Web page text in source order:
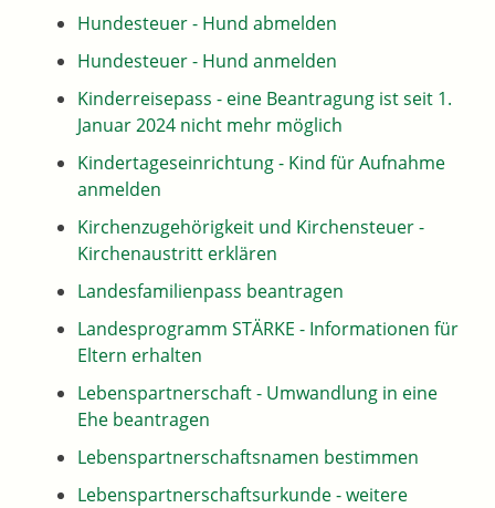
Hundesteuer - Hund abmelden
Hundesteuer - Hund anmelden
Kinderreisepass - eine Beantragung ist seit 1.
Januar 2024 nicht mehr möglich
Kindertageseinrichtung - Kind für Aufnahme
anmelden
Kirchenzugehörigkeit und Kirchensteuer -
Kirchenaustritt erklären
Landesfamilienpass beantragen
Landesprogramm STÄRKE - Informationen für
Eltern erhalten
Lebenspartnerschaft - Umwandlung in eine
Ehe beantragen
Lebenspartnerschaftsnamen bestimmen
Lebenspartnerschaftsurkunde - weitere